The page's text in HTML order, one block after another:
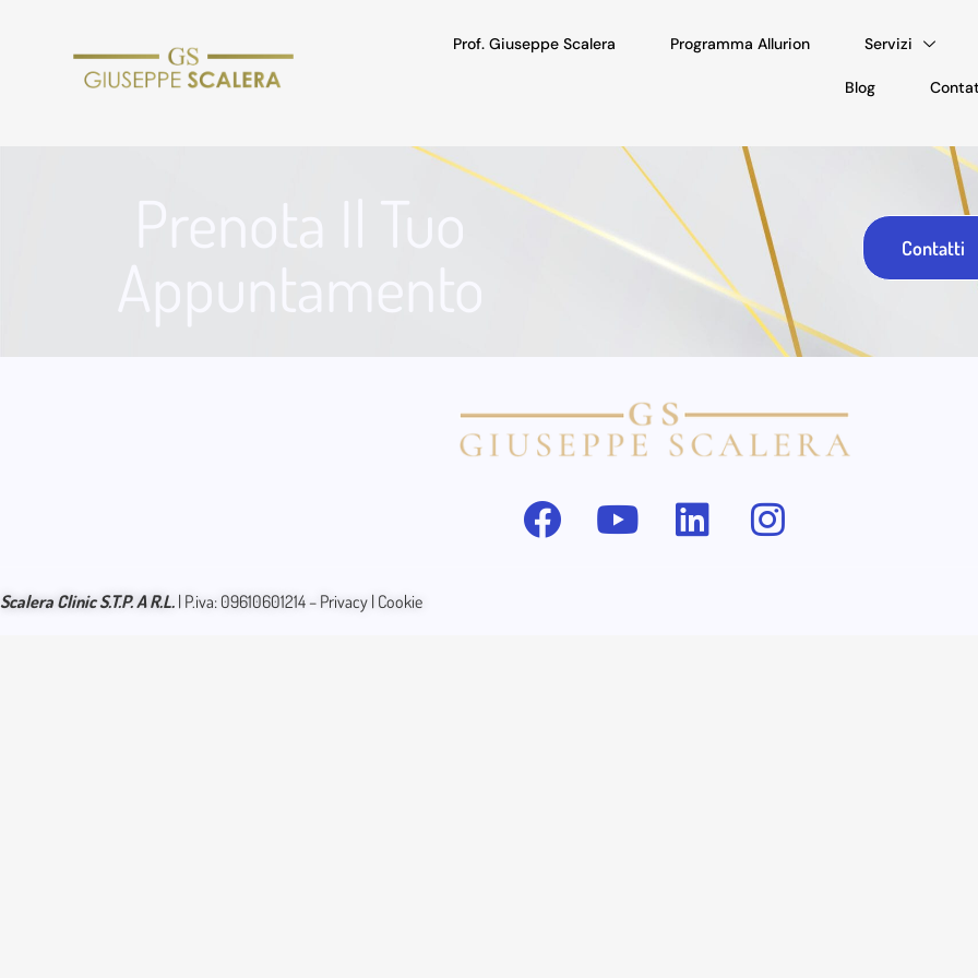
Prof. Giuseppe Scalera Programma Allurion Servizi
Blog
Prenota Il Tuo
Appuntamento Contatti
Scalera Clinic S.T.P. A R.L. | P.iva: 09610601214 – Privacy | Cookie